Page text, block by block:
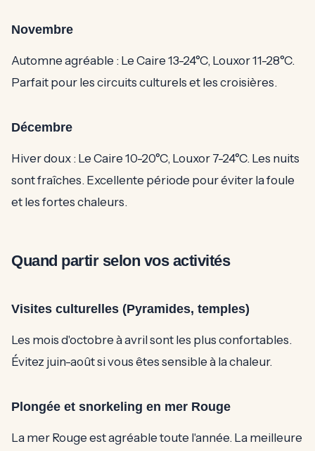
Novembre
Automne agréable : Le Caire 13-24°C, Louxor 11-28°C.
Parfait pour les circuits culturels et les croisières.
Décembre
Hiver doux : Le Caire 10-20°C, Louxor 7-24°C. Les nuits
sont fraîches. Excellente période pour éviter la foule
et les fortes chaleurs.
Quand partir selon vos activités
Visites culturelles (Pyramides, temples)
Les mois d'octobre à avril sont les plus confortables.
Évitez juin-août si vous êtes sensible à la chaleur.
Plongée et snorkeling en mer Rouge
La mer Rouge est agréable toute l'année. La meilleure